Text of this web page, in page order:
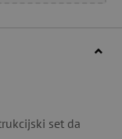
set da